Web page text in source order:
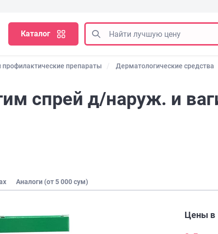
Каталог
препараты Дерматологические средства
спрей д/наруж. и
Аналоги (от 5 000 сум)
Цены в